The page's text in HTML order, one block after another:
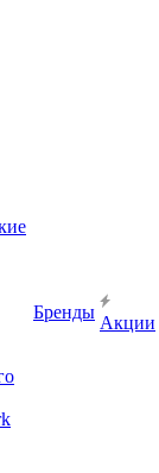
Бренды
Акции